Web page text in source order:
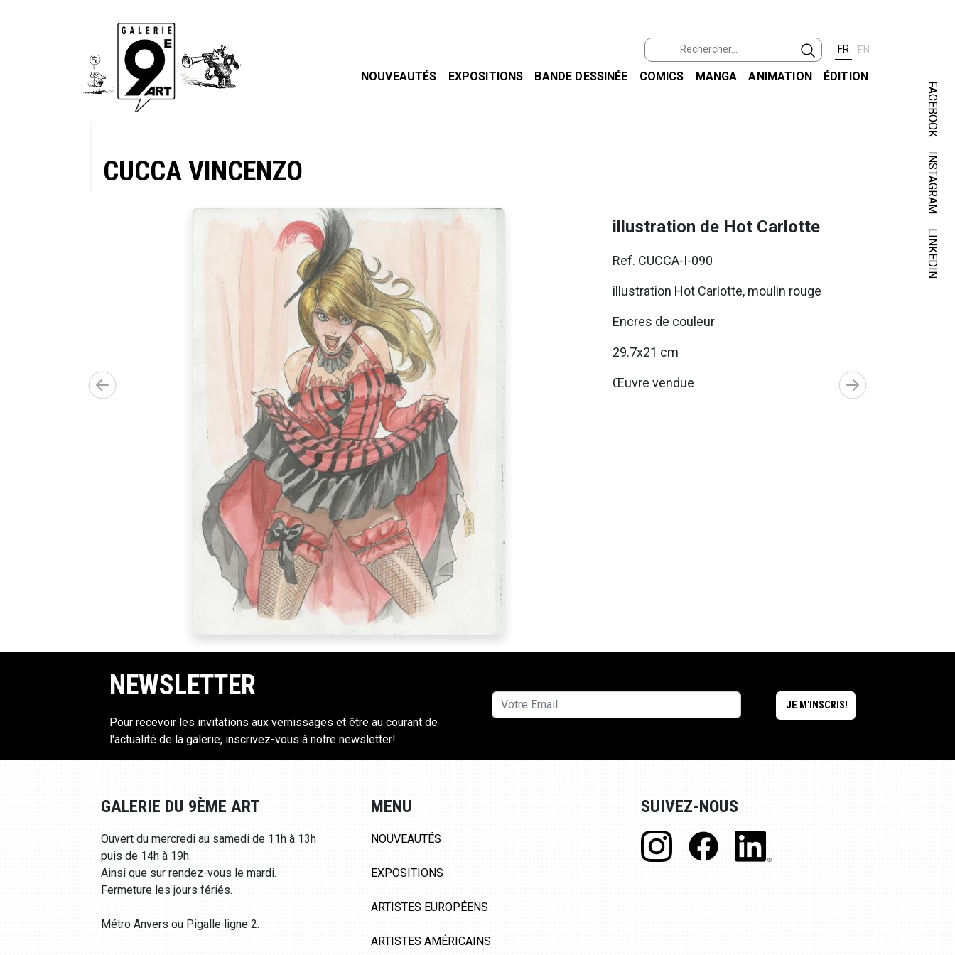
FR EN
NOUVEAUTÉS EXPOSITIONS BANDE DESSINÉE COMICS MANGA ANIMATION ÉDITION
FACEBOOK
INSTAGRAM
LINKEDIN
CUCCA VINCENZO
illustration de Hot Carlotte
Ref. CUCCA-I-090
illustration Hot Carlotte, moulin rouge
Encres de couleur
29.7x21 cm
Œuvre vendue
NEWSLETTER
Pour recevoir les invitations aux vernissages et être au courant de
l'actualité de la galerie, inscrivez-vous à notre newsletter!
GALERIE DU 9ÈME ART
Ouvert du mercredi au samedi de 11h à 13h
puis de 14h à 19h.
Ainsi que sur rendez-vous le mardi.
Fermeture les jours fériés.
Métro Anvers ou Pigalle ligne 2.
MENU
NOUVEAUTÉS
EXPOSITIONS
ARTISTES EUROPÉENS
ARTISTES AMÉRICAINS
SUIVEZ-NOUS